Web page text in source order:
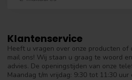
Klantenservice
Heeft u vragen over onze producten of
mail ons! Wij staan u graag te woord
advies. De openingstijden van onze
Maandag t/m vrijdag: 9:30 tot 11:30